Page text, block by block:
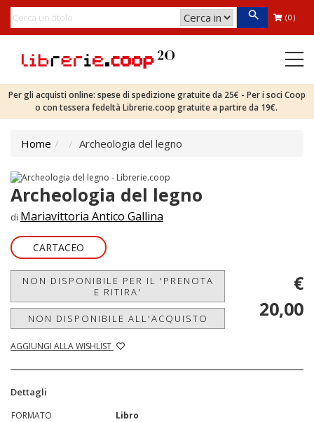
(0)
Per gli acquisti online: spese di spedizione gratuite da 25€ - Per i soci Coop
o con tessera fedeltà Librerie.coop gratuite a partire da 19€.
Home Archeologia del legno
Archeologia del legno
di Mariavittoria Antico Gallina
CARTACEO
NON DISPONIBILE PER IL 'PRENOTA
E RITIRA'
NON DISPONIBILE ALL'ACQUISTO
AGGIUNGI ALLA WISHLIST
€
20,00
Dettagli
FORMATO
Libro